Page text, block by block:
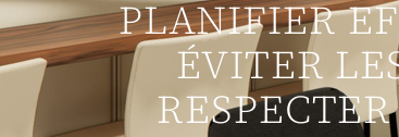
PLANIFIER
ÉVITER